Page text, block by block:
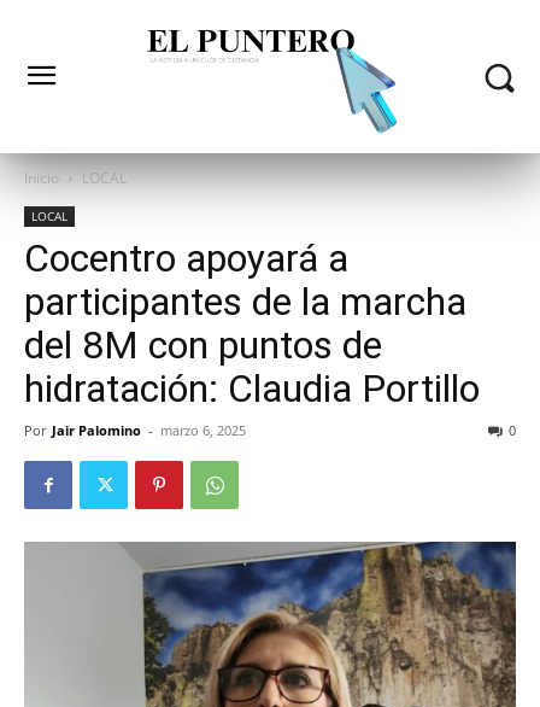
Inicio LOCAL
LOCAL
Cocentro apoyará a
participantes de la marcha
del 8M con puntos de
hidratación: Claudia Portillo
Por Jair Palomino - marzo 6, 2025 0